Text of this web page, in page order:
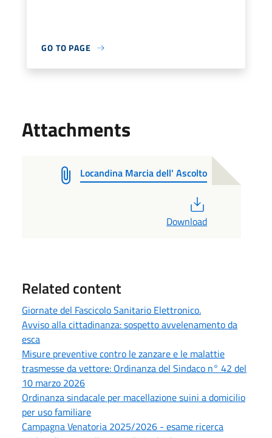
GO TO PAGE
Attachments
Locandina Marcia dell' Ascolto
Download
Related content
Giornate del Fascicolo Sanitario Elettronico.
Avviso alla cittadinanza: sospetto avvelenamento da
esca
Misure preventive contro le zanzare e le malattie
trasmesse da vettore: Ordinanza del Sindaco n° 42 del
10 marzo 2026
Ordinanza sindacale per macellazione suini a domicilio
per uso familiare
Campagna Venatoria 2025/2026 - esame ricerca